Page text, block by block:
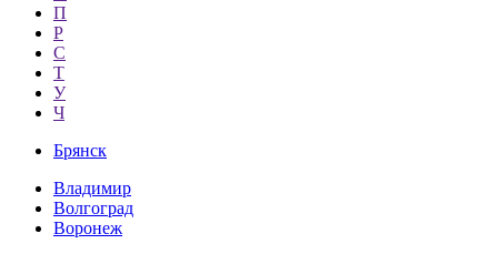
П
Р
С
Т
У
Ч
Брянск
Владимир
Волгоград
Воронеж